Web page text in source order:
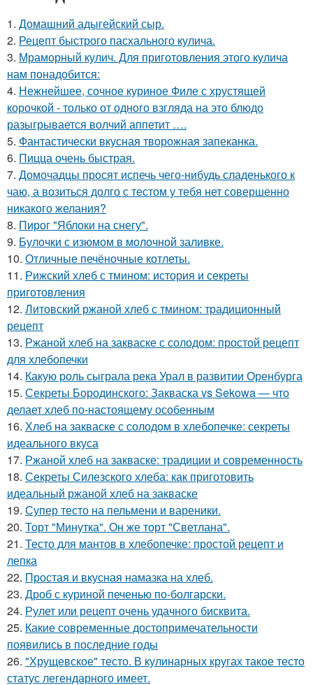
1. Домашний адыгейский сыр.
2. Рецепт быстрого пасхального кулича.
3. Мраморный кулич. Для приготовления этого кулича
нам понадобится:
4. Нежнейшее, сочное куриное Филе с хрустящей
корочкой - только от одного взгляда на это блюдо
разыгрывается волчий аппетит ….
5. Фантастически вкусная творожная запеканка.
6. Пицца очень быстрая.
7. Домочадцы просят испечь чего-нибудь сладенького к
чаю, а возиться долго с тестом у тебя нет совершенно
никакого желания?
8. Пирог "Яблоки на снегу".
9. Булочки с изюмом в молочной заливке.
10. Отличные печёночные котлеты.
11. Рижский хлеб с тмином: история и секреты
приготовления
12. Литовский ржаной хлеб с тмином: традиционный
рецепт
13. Ржаной хлеб на закваске с солодом: простой рецепт
для хлебопечки
14. Какую роль сыграла река Урал в развитии Оренбурга
15. Секреты Бородинского: Закваска vs Sekowa — что
делает хлеб по-настоящему особенным
16. Хлеб на закваске с солодом в хлебопечке: секреты
идеального вкуса
17. Ржаной хлеб на закваске: традиции и современность
18. Секреты Силезского хлеба: как приготовить
идеальный ржаной хлеб на закваске
19. Супер тесто на пельмени и вареники.
20. Торт "Минутка". Он же торт "Светлана".
21. Тесто для мантов в хлебопечке: простой рецепт и
лепка
22. Простая и вкусная намазка на хлеб.
23. Дроб с куриной печенью по-болгарски.
24. Рулет или рецепт очень удачного бисквита.
25. Какие современные достопримечательности
появились в последние годы
26. "Хрущевское" тесто. В кулинарных кругах такое тесто
статус легендарного имеет.